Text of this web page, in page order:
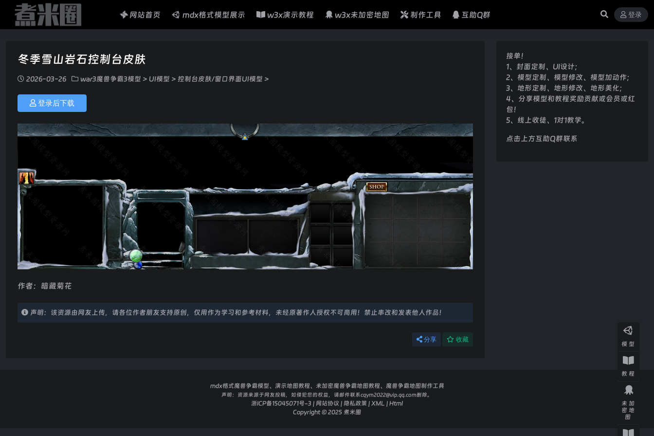
网站首页 mdx格式模型展示 w3x演示教程 w3x未加密地图 制作工具 互助Q群 登录
冬季雪山岩石控制台皮肤
2026-03-26 war3魔兽争霸3模型 > UI模型 > 控制台皮肤/窗口界面UI模型 >
登录后下载
作者：暗藏菊花
声明：该资源由网友上传，请各位作者朋友支持原创，仅用作为学习和参考材料，未经原著作人授权不可商用！禁止串改和发表他人作品！
分享 收藏
接单！
1、封面定制、UI设计；
2、模型定制、模型修改、模型加动作；
3、地形定制、地形修改、地形美化；
4、分享模型和教程奖励贡献或会员或红
包！
5、线上收徒、1对1教学。
点击上方互助Q群联系
mdx格式魔兽争霸模型、演示地图教程、未加密魔兽争霸地图教程、魔兽争霸地图制作工具
声明： 资源来源于网友投稿，如侵犯您的权益，请邮件联系cqym2022@vip.qq.com删除。
浙ICP备15045071号-3 | 网站协议 | 隐私政策 | XML | Html
Copyright © 2025 煮米圈
模型
教程
未加
密地
图